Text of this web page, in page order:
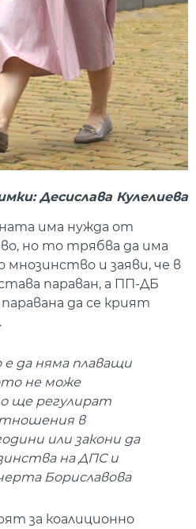
Десислава Кулелиева
има нужда от
но то трябва да има
мнозинство и заяви, че в
параван, а ПП-ДБ
да се крият
да няма плаващи
не може
ще регулират
в
или закони да
на ДПС и
Бориславова
за коалиционно